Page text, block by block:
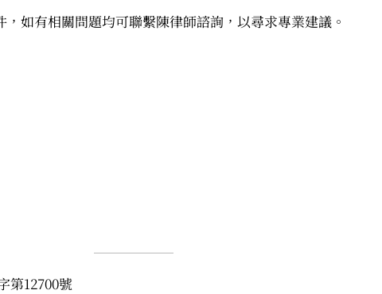
如有相關問題均可聯繫陳律師諮詢，以尋求專業建議。
第12700號